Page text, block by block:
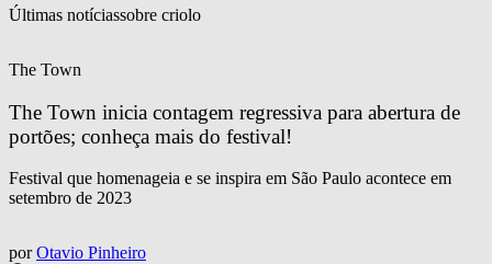
Últimas notíciassobre criolo
The Town
The Town inicia contagem regressiva para abertura de
portões; conheça mais do festival!
Festival que homenageia e se inspira em São Paulo acontece em
setembro de 2023
por Otavio Pinheiro